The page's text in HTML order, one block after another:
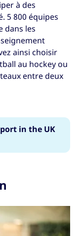
à des
5 800 équipes
dans les
ainsi choisir
au hockey ou
entre deux
in the UK